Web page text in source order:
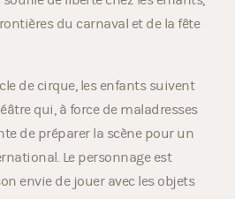
du carnaval et de la fête
de cirque, les enfants suivent
qui, à force de maladresses
de préparer la scène pour un
Le personnage est
envie de jouer avec les objets